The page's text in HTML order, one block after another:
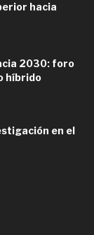
hacia
2030: foro
híbrido
en el